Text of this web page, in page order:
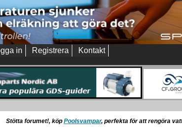
in Registrera Kontakt
Stötta forumet!, köp Poolsvampar, perfekta för att rengöra